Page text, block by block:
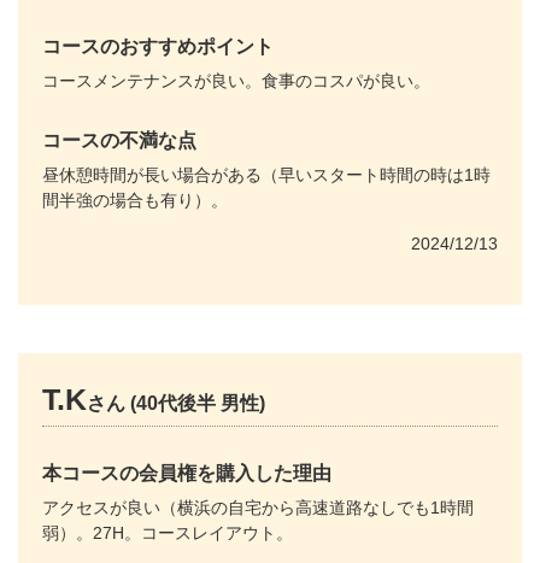
コースのおすすめポイント
コースメンテナンスが良い。食事のコスパが良い。
コースの不満な点
昼休憩時間が長い場合がある（早いスタート時間の時は1時
間半強の場合も有り）。
2024/12/13
T.Kさん (40代後半 男性)
本コースの会員権を購入した理由
アクセスが良い（横浜の自宅から高速道路なしでも1時間
弱）。27H。コースレイアウト。